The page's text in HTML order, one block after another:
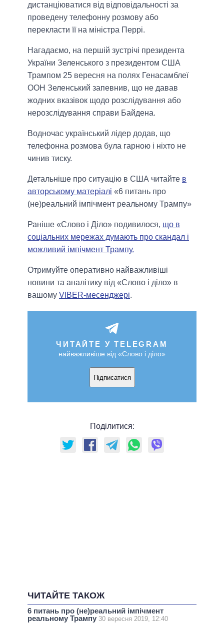
дистанціюватися від відповідальності за
проведену телефонну розмову або
перекласти її на міністра Перрі.
Нагадаємо, на першій зустрічі президента
України Зеленського з президентом США
Трампом 25 вересня на полях Генасамблеї
ООН Зеленський запевнив, що не давав
жодних вказівок щодо розслідування або
нерозслідування справи Байдена.
Водночас український лідер додав, що
телефонна розмова була гарною і ніхто не
чинив тиску.
Детальніше про ситуацію в США читайте в
авторському матеріалі «6 питань про
(не)реальний імпічмент реальному Трампу»
Раніше «Слово і Діло» подивилося, що в
соціальних мережах думають про скандал і
можливий імпічмент Трампу.
Отримуйте оперативно найважливіші
новини та аналітику від «Слово і діло» в
вашому VIBER-месенджері.
ЧИТАЙТЕ У TELEGRAM
найважливіше від «Слово і діло»
Підписатися
Поділитися:
ЧИТАЙТЕ ТАКОЖ
6 питань про (не)реальний імпічмент
реальному Трампу 30 вересня 2019, 12:40